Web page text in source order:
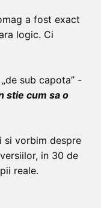
a fost exact
logic. Ci
sub capota” -
stie cum sa o
si vorbim despre
in 30 de
reale.